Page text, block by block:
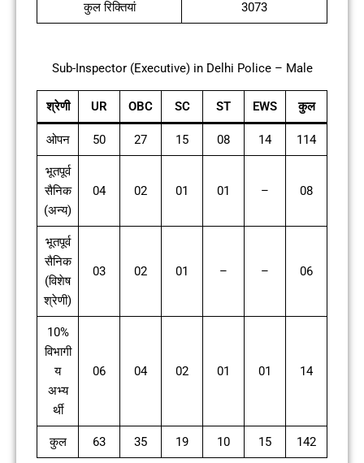
कुल रिक्तियां 3073
Sub-Inspector (Executive) in Delhi Police – Male
श्रेणी UR OBC SC ST EWS कुल
ओपन 50 27 15 08 14 114
भूतपूर्व
सैनिक
(अन्य)
04 02 01 01 – 08
भूतपूर्व
सैनिक
(विशेष
श्रेणी)
03 02 01 – – 06
10%
विभागी
य
अभ्य
र्थी
06 04 02 01 01 14
कुल 63 35 19 10 15 142